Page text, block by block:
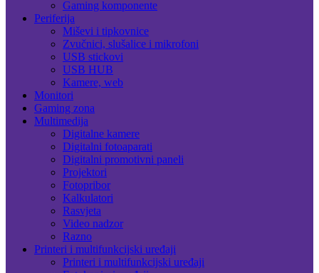
Gaming komponente
Periferija
Miševi i tipkovnice
Zvučnici, slušalice i mikrofoni
USB stickovi
USB HUB
Kamere, web
Monitori
Gaming zona
Multimedija
Digitalne kamere
Digitalni fotoaparati
Digitalni promotivni paneli
Projektori
Fotopribor
Kalkulatori
Rasvjeta
Video nadzor
Razno
Printeri i multifunkcijski uređaji
Printeri i multifunkcijski uređaji